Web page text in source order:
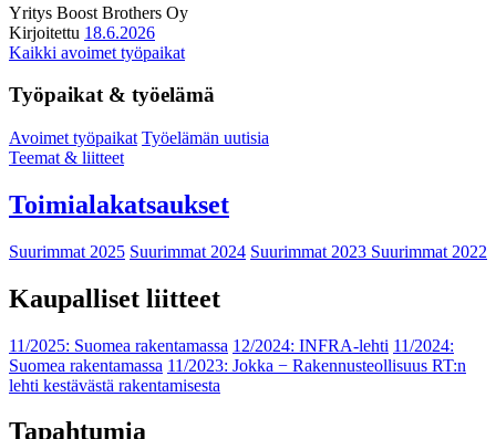
Yritys Boost Brothers Oy
Kirjoitettu 18.6.2026
Kaikki avoimet työpaikat
Työpaikat & työelämä
Avoimet työpaikat Työelämän uutisia
Teemat & liitteet
Toimialakatsaukset
Suurimmat 2025 Suurimmat 2024 Suurimmat 2023 Suurimmat 2022
Kaupalliset liitteet
11/2025: Suomea rakentamassa 12/2024: INFRA-lehti 11/2024:
Suomea rakentamassa 11/2023: Jokka − Rakennusteollisuus RT:n
lehti kestävästä rakentamisesta
Tapahtumia